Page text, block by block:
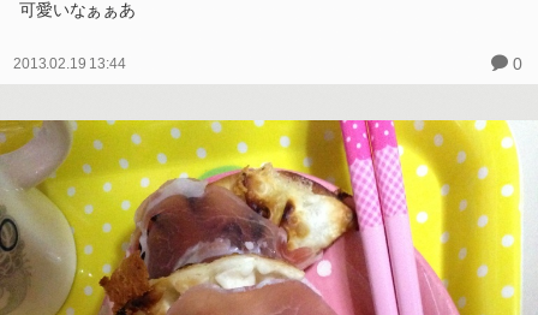
可愛いなぁぁあ
2013.02.19 13:44 0